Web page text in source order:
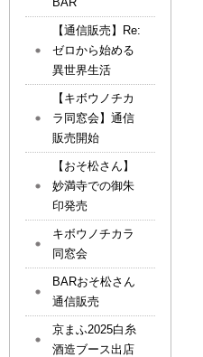
【通信販売】Re:
ゼロから始める
異世界生活
【キボウノチカ
ラ同窓会】通信
販売開始
【おそ松さん】
妙満寺での御朱
印発売
キボウノチカラ
同窓会
BARおそ松さん
通信販売
京まふ2025白糸
酒造ブース出店